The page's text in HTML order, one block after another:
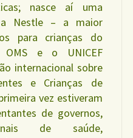
nasce aí uma
Nestle – a maior
para crianças do
e o UNICEF
internacional sobre
e Crianças de
vez estiveram
de governos,
de saúde,